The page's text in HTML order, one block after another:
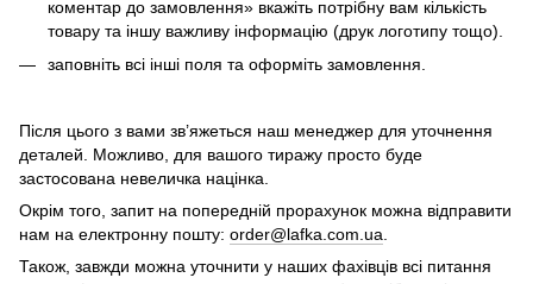
коментар до замовлення» вкажіть потрібну вам кількість
товару та іншу важливу інформацію (друк логотипу тощо).
заповніть всі інші поля та оформіть замовлення.
Після цього з вами зв’яжеться наш менеджер для уточнення
деталей. Можливо, для вашого тиражу просто буде
застосована невеличка націнка.
Окрім того, запит на попередній прорахунок можна відправити
нам на електронну пошту: order@lafka.com.ua
Також, завжди можна уточнити у наших фахівців всі питання